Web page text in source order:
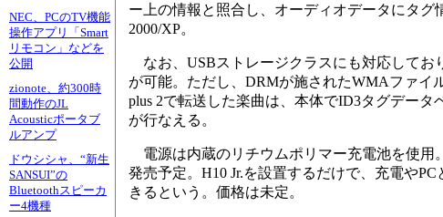
NEC、PCのTV機能
操作アプリ「Smart
リモコン」などを
公開
zionote、約300時
間動作のJL
Acousticポータブ
ルアンプ
ドウシシャ、“新生
SANSUI”の
Bluetoothスピーカ
ー4機種
ー上の情報と照合し、オーディオデータにタグ
2000/XP。
なお、USBストレージクラスにも対応してお
が可能。ただし、DRMが施されたWMAファイ
plus 2で転送した楽曲は、本体でID3タグデー
が行なえる。
電源は内蔵のリチウムポリマー充電池を使用
発売予定。H10 Jr.を設置するだけで、充電や
きるという。価格は未定。